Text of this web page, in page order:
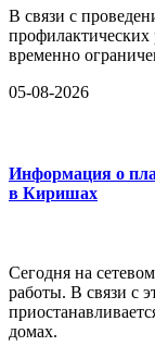
В связи с
профилактических
временно
05-08-2026
Информация о
в Киришах
Сегодня на
работы. В связи с
домах.